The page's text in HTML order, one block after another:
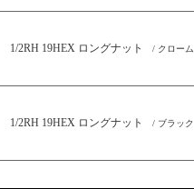
1/2RH 19HEX ロングナット / クローム
1/2RH 19HEX ロングナット / ブラック